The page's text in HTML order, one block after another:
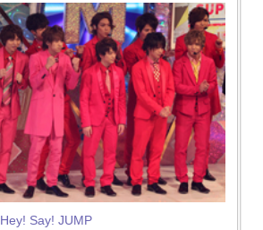
Hey! Say! JUMP